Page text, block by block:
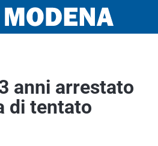
anni arrestato
di tentato